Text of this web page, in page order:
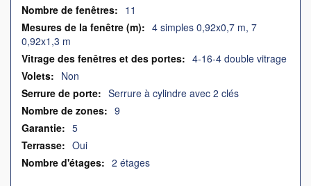
11
4 simples 0,92x0,7 m, 7
0,92x1,3 m
4-16-4 double vitrage
Non
Serrure à cylindre avec 2 clés
9
5
Oui
2 étages